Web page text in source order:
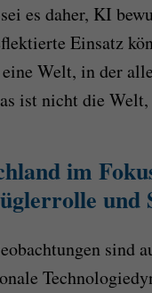
es daher, KI
Einsatz
Welt, in der
ist nicht die
im
sind